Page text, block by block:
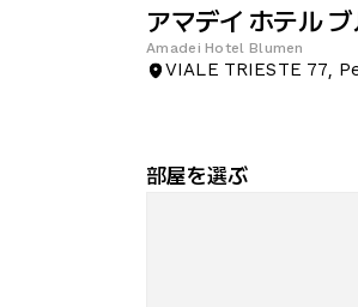
アマデイ ホテル
Amadei Hotel Blumen
VIALE TRIESTE 77,
部屋を選ぶ